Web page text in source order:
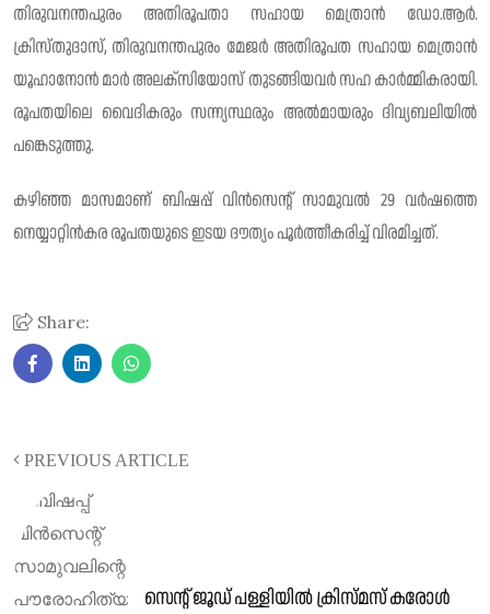
തിരുവനന്തപുരം അതിരൂപതാ സഹായ മെത്രാന്‍ ഡോ.ആര്‍.
ക്രിസ്തുദാസ്, തിരുവനന്തപുരം മേജര്‍ അതിരൂപത സഹായ മെത്രാന്‍
യൂഹാനോന്‍ മാര്‍ അലക്സിയോസ് തുടങ്ങിയവര്‍ സഹ കാര്‍മ്മികരായി.
രൂപതയിലെ വൈദികരും സന്ന്യസ്ഥരും അല്‍മായരും ദിവ്യബലിയില്‍
പങ്കെടുത്തു.
കഴിഞ്ഞ മാസമാണ് ബിഷപ്പ് വിന്‍സെന്റ് സാമുവല്‍ 29 വര്‍ഷത്തെ
നെയ്യാറ്റിന്‍കര രൂപതയുടെ ഇടയ ദൗത്യം പൂർത്തീകരിച്ച് വിരമിച്ചത്.
Share:
PREVIOUS ARTICLE
സെന്റ് ജൂഡ് പള്ളിയിൽ ക്രിസ്മസ് കരോൾ